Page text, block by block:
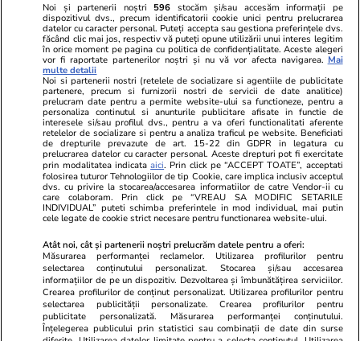
Viva.ro
"Nici acum nu îi știu bine. Nu îi știu familia".
A tăcut luni întregi, dar acum Gina Matache a
spus adevărul despre relația cu ginerele ei,
Radu Siffr...
Unica.ro
Nu și ei! S-au
căsnicie! Cei doi
secret. Nimeni
motiv al
© 2026 Ringier Romania. Toate drepturile rezervate
Noi și partenerii noștri 596 stocăm și/sau accesăm informații pe
dispozitivul dvs., precum identificatorii cookie unici pentru prelucrarea
datelor cu caracter personal. Puteți accepta sau gestiona preferințele dvs.
făcând clic mai jos, respectiv vă puteți opune utilizării unui interes legitim
în orice moment pe pagina cu politica de confidențialitate. Aceste alegeri
vor fi raportate partenerilor noștri și nu vă vor afecta navigarea. Mai
multe detalii
Noi si partenerii nostri (retelele de socializare si agentiile de publicitate
partenere, precum si furnizorii nostri de servicii de date analitice)
prelucram date pentru a permite website-ului sa functioneze, pentru a
personaliza continutul si anunturile publicitare afisate in functie de
interesele si/sau profilul dvs., pentru a va oferi functionalitati aferente
retelelor de socializare si pentru a analiza traficul pe website. Beneficiati
de drepturile prevazute de art. 15-22 din GDPR in legatura cu
prelucrarea datelor cu caracter personal. Aceste drepturi pot fi exercitate
prin modalitatea indicataaici. Prin click pe “ACCEPT TOATE”, acceptati
folosirea tuturor Tehnologiilor de tip Cookie, care implica inclusiv acceptul
dvs. cu privire la stocarea/accesarea informatiilor de catre Vendor-ii cu
care colaboram. Prin click pe “VREAU SA MODIFIC SETARILE
INDIVIDUAL” puteti schimba preferintele in mod individual, mai putin
cele legate de cookie strict necesare pentru functionarea website-ului.
Atât noi, cât și partenerii noștri prelucrăm datele pentru a oferi:
Măsurarea performanței reclamelor. Utilizarea profilurilor pentru
selectarea conținutului personalizat. Stocarea și/sau accesarea
informațiilor de pe un dispozitiv. Dezvoltarea și îmbunătățirea serviciilor.
Crearea profilurilor de conținut personalizat. Utilizarea profilurilor pentru
selectarea publicității personalizate. Crearea profilurilor pentru
publicitate personalizată. Măsurarea performanței conținutului.
Înțelegerea publicului prin statistici sau combinații de date din surse